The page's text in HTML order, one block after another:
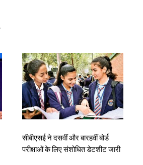
सीबीएसई ने दसवीं और बारहवीं बोर्ड
परीक्षाओं के लिए संशोधित डेटशीट जारी